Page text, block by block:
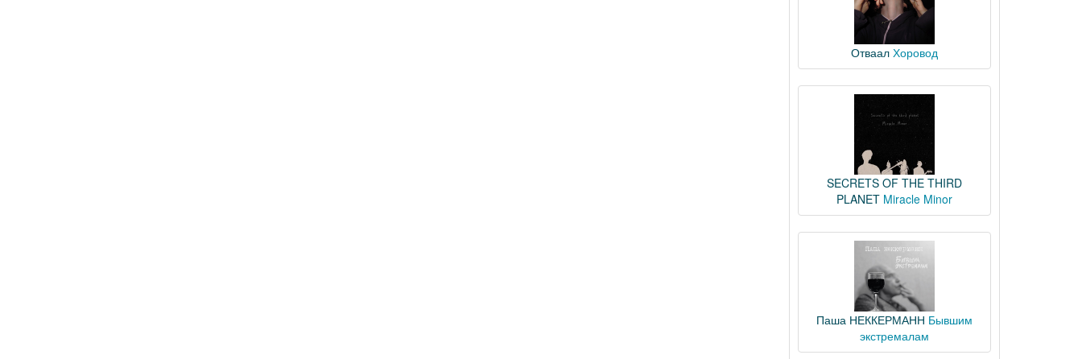
Отваал Хоровод
SECRETS OF THE THIRD
PLANET Miracle Minor
Паша НЕККЕРМАНН Бывшим
экстремалам